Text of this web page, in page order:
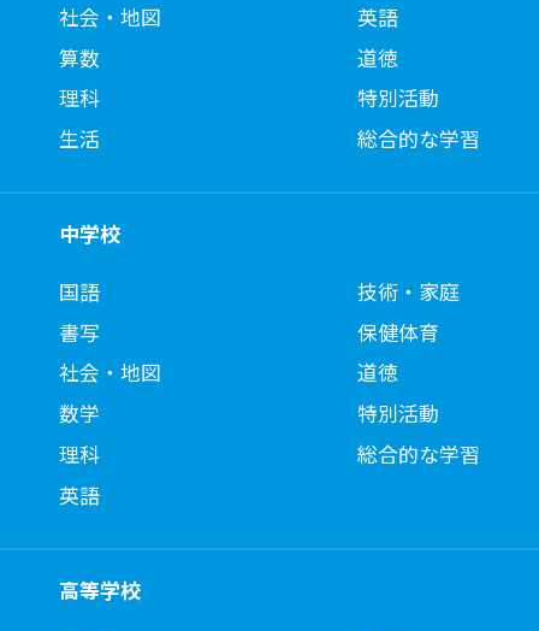
社会・地図
算数
理科
生活
英語
道徳
特別活動
総合的な学習
中学校
国語
書写
社会・地図
数学
理科
英語
技術・家庭
保健体育
道徳
特別活動
総合的な学習
高等学校